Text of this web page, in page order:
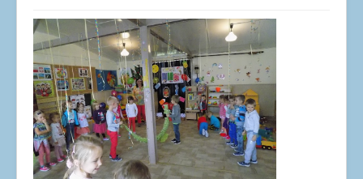
Dla rodziców
Dokumenty
Projekty UE